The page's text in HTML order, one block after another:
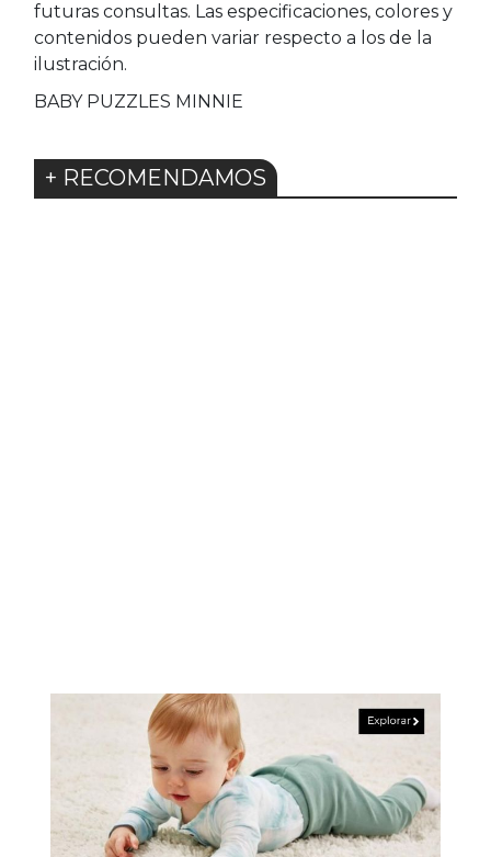
futuras consultas. Las especificaciones, colores y
contenidos pueden variar respecto a los de la
ilustración.
BABY PUZZLES MINNIE
+ RECOMENDAMOS